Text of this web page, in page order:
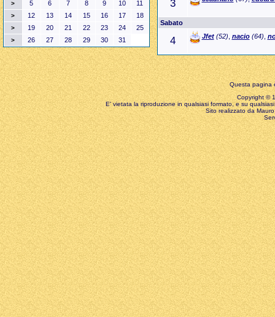
3
Sabato
4 Jfet(52), nacio(64),
> 5 6 7 8 9 10 11
> 12 13 14 15 16 17 18
> 19 20 21 22 23 24 25
> 26 27 28 29 30 31
Questa pagina
Copyright ©
E' vietata la riproduzione in qualsiasi formato, e su
Sito realizzato da